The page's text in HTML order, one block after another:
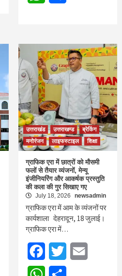
उत्तराखंड उत्तराखण्ड
ब्रेकिंग
मनोरंजन
लाइफस्टाइल शिक्षा
ग्राफिक एरा में छात्रों को मौसमी
फलों से तैयार व्यंजनों, मेन्यू
इंजीनियरिंग और आकर्षक प्रस्तुति
की कला की गुर सिखाए गए
July 18, 2026 newsadmin
ग्राफिक एरा में आम के व्यंजनों पर
कार्यशाला देहरादून, 18 जुलाई।
ग्राफिक एरा में…
FacebookTwitter